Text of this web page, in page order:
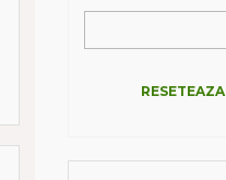
RESETEAZA